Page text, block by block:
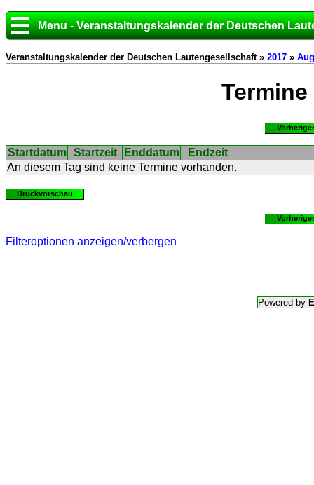
Menu - Veranstaltungskalender der Deutschen
Veranstaltungskalender der Deutschen Lautengesellschaft » 2017 »
Termine
Startdatum Startzeit Enddatum
Endzeit
An diesem Tag sind keine Termine vorhanden.
Druckvorschau
Filteroptionen anzeigen/verbergen
Powered by